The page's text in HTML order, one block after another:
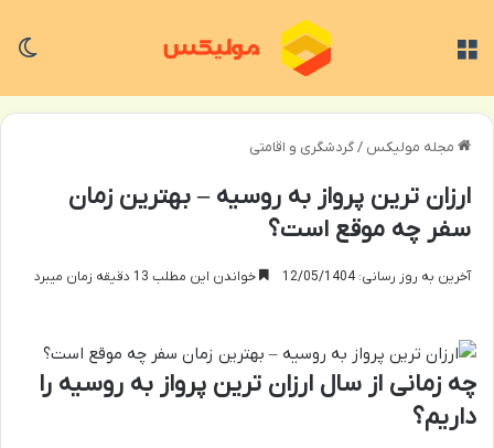
مجله مولیکس /گردشگری و اقامتی
ارزان ترین پرواز به روسیه – بهترین زمان
سفر چه موقع است؟
آخرین به روز رسانی: 12/05/1404 خواندن این مطلب 13 دقیقه زمان میبرد
چه زمانی از سال ارزان ترین پرواز به روسیه را
داریم؟